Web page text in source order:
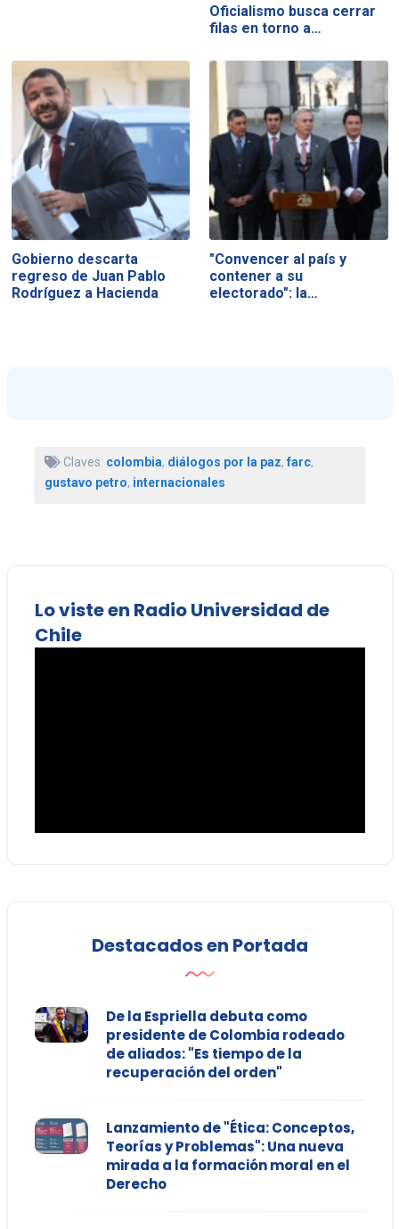
Oficialismo busca cerrar
filas en torno a…
Gobierno descarta
regreso de Juan Pablo
Rodríguez a Hacienda
"Convencer al país y
contener a su
electorado": la…
Claves: colombia, diálogos por la paz,farc,
gustavo petro, internacionales
Lo viste en Radio Universidad de
Chile
Destacados en Portada
De la Espriella debuta como
presidente de Colombia rodeado
de aliados: "Es tiempo de la
recuperación del orden"
Lanzamiento de "Ética: Conceptos,
Teorías y Problemas": Una nueva
mirada a la formación moral en el
Derecho